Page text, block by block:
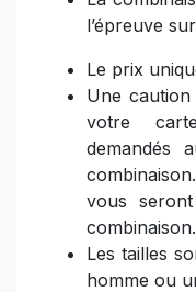
l’épreuve
Le prix
Une
votre
demandés
vous
combinaison.
Les tailles
homme ou